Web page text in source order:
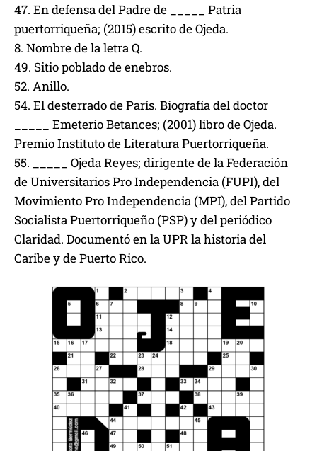
47. En defensa del Padre de _____ Patria
puertorriqueña; (2015) escrito de Ojeda.
8. Nombre de la letra Q.
49. Sitio poblado de enebros.
52. Anillo.
54. El desterrado de París. Biografía del doctor
_____ Emeterio Betances; (2001) libro de Ojeda.
Premio Instituto de Literatura Puertorriqueña.
55. _____ Ojeda Reyes; dirigente de la Federación
de Universitarios Pro Independencia (FUPI), del
Movimiento Pro Independencia (MPI), del Partido
Socialista Puertorriqueño (PSP) y del periódico
Claridad. Documentó en la UPR la historia del
Caribe y de Puerto Rico.